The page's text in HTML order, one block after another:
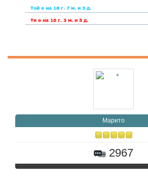
Марито
2967